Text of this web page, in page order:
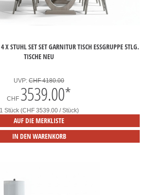
X STUHL SET SET GARNITUR TISCH ESSGRUPPE 5TLG.
TISCHE NEU
UVP: CHF 4180.00
CHF 3539.00*
1 Stück (CHF 3539.00 / Stück)
AUF DIE MERKLISTE
IN DEN WARENKORB